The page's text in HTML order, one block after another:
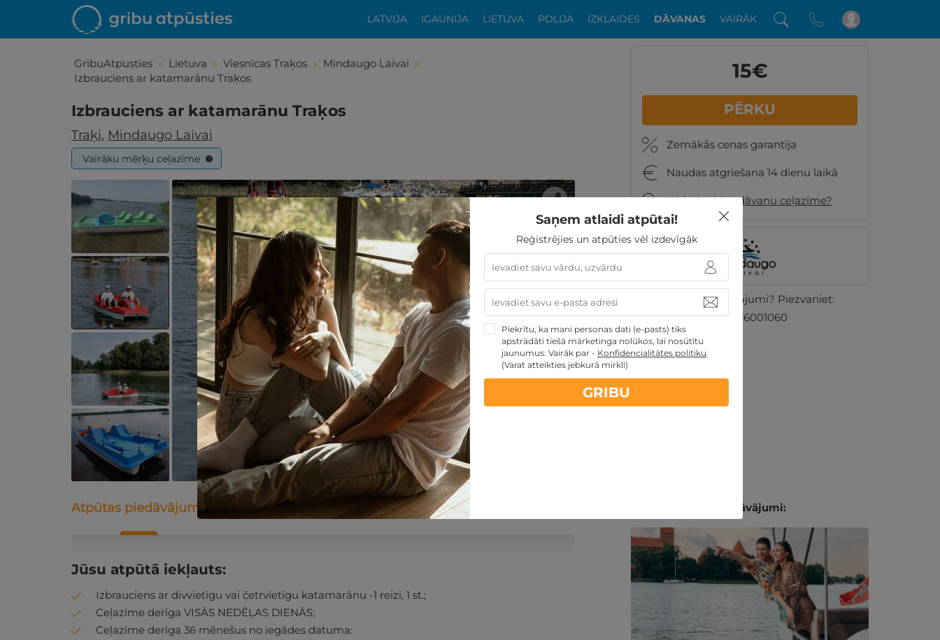
LATVIJA IGAUNIJA LIETUVA POLIJA IZKLAIDES DĀVANAS VAIRĀK
GribuAtpusties » Lietuva » Viesnīcas Traķos » Mindaugo Laivai »
Izbrauciens ar katamarānu Traķos
Izbrauciens ar katamarānu Traķos
Traķi, Mindaugo Laivai
Vairāku mērķu ceļazīme ?
Iepatikās šis piedāvājums?
Līdz brīnišķīgai atpūtai atlikuši tikai daži soļi
PĒRKU
15€
PĒRKU
Zemākās cenas garantija
Naudas atgriešana 14 dienu laikā
Kā izskatīsies dāvanu ceļazīme?
Vai ir kādi jautājumi? Piezvaniet:
+371 26001060
Atpūtas piedāvājums Apraksts Kontakti Noteikumi
Jūsu atpūtā iekļauts:
Izbrauciens ar divvietīgu vai četrvietīgu katamarānu -1 reizi, 1 st.;
Ceļazīme derīga VISĀS NEDĒĻAS DIENĀS;
Ceļazīme derīga 36 mēnešus no iegādes datuma:
Līdzīgi atpūtas piedāvājumi:
Saņem atlaidi atpūtai!
Reģistrējies un atpūties vēl izdevīgāk
Piekrītu, ka mani personas dati (e-pasts) tiks
apstrādāti tiešā mārketinga nolūkos, lai nosūtītu
jaunumus. Vairāk par - Konfidencialitātes politiku.
(Varat atteikties jebkurā mirklī)
GRIBU